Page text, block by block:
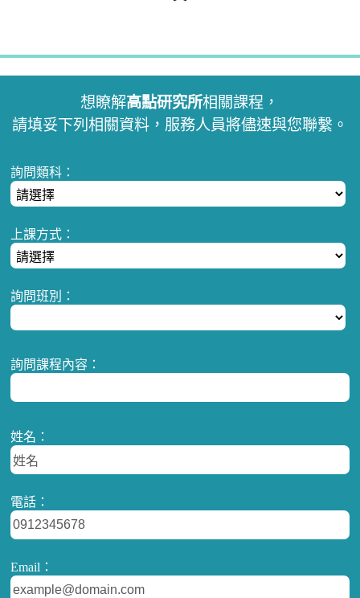
想瞭解高點研究所相關課程，
請填妥下列相關資料，服務人員將儘速與您聯繫。
詢問類科：
上課方式：
詢問班別：
詢問課程內容：
姓名：
電話：
Email：